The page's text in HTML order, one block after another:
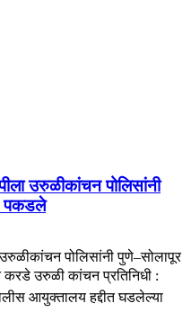
उरुळीकांचन पोलिसांनी
पकडले
पोलिसांनी पुणे–सोलापूर
करडे उरुळी कांचन प्रतिनिधी :
आयुक्तालय हद्दीत घडलेल्या